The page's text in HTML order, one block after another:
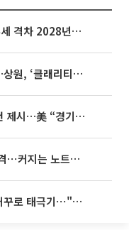
종부세 개편에도…1·3주택 종부세 격차 2028년부터 확대
미국, 가상자산 포괄 규제 속도…상원, ‘클래리티법’ 9월 절차투표 추진
이란, 미국에 호르무즈 합의 조건 제시…美 “경기 아직 안 끝나” [종합]
맥북 품은 삼성에 ‘중국산’ 맹추격⋯커지는 노트북 OLED 시장
서경덕 교수, 김희철도 분노한 거꾸로 태극기⋯"엉터리는 아냐, 아쉬울 뿐"